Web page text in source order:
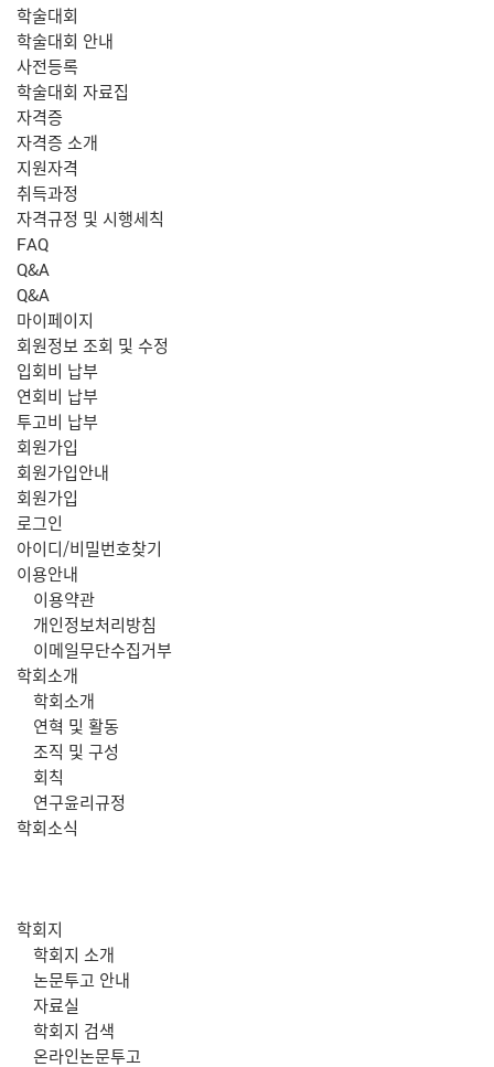
학술대회
학술대회 안내
사전등록
학술대회 자료집
자격증
자격증 소개
지원자격
취득과정
자격규정 및 시행세칙
FAQ
Q&A
Q&A
마이페이지
회원정보 조회 및 수정
입회비 납부
연회비 납부
투고비 납부
회원가입
회원가입안내
회원가입
로그인
아이디/비밀번호찾기
주
뉴
이용안내
이용약관
개인정보처리방침
이메일무단수집거부
학회소개
학회소개
연혁 및 활동
조직 및 구성
회칙
연구윤리규정
학회소식
학회지
학회지 소개
논문투고 안내
자료실
학회지 검색
온라인논문투고